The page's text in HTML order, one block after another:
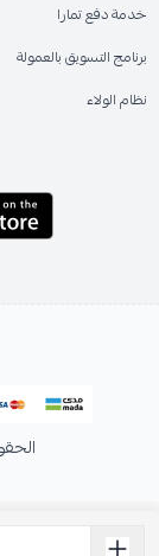
خدمة دفع تمارا
برنامج التسويق بالعمولة
نظام الولاء